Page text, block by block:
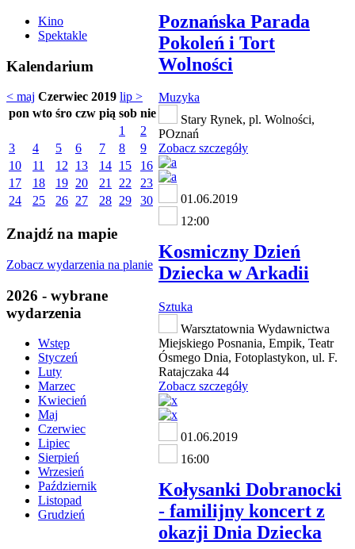
Kino
Spektakle
Kalendarium
< maj Czerwiec 2019 lip >
pon wto śro czw pią sob nie
1
2
3
4 5 6 7 8
9
10
11 12 13 14 15
16
17
18 19 20 21 22
23
24
25 26 27 28 29 30
Znajdź na mapie
Zobacz wydarzenia na planie
2026 - wybrane
wydarzenia
Wstęp
Styczeń
Luty
Marzec
Kwiecień
Maj
Czerwiec
Lipiec
Sierpień
Wrzesień
Październik
Listopad
Grudzień
Poznańska Parada
Pokoleń i Tort
Wolności
Muzyka
Stary Rynek, pl. Wolności,
POznań
Zobacz szczegóły
01.06.2019
12:00
Kosmiczny Dzień
Dziecka w Arkadii
Sztuka
Warsztatownia Wydawnictwa
Miejskiego Posnania, Empik, Teatr
Ósmego Dnia, Fotoplastykon, ul. F.
Ratajczaka 44
Zobacz szczegóły
01.06.2019
16:00
Kołysanki Dobranocki
- familijny koncert z
okazji Dnia Dziecka